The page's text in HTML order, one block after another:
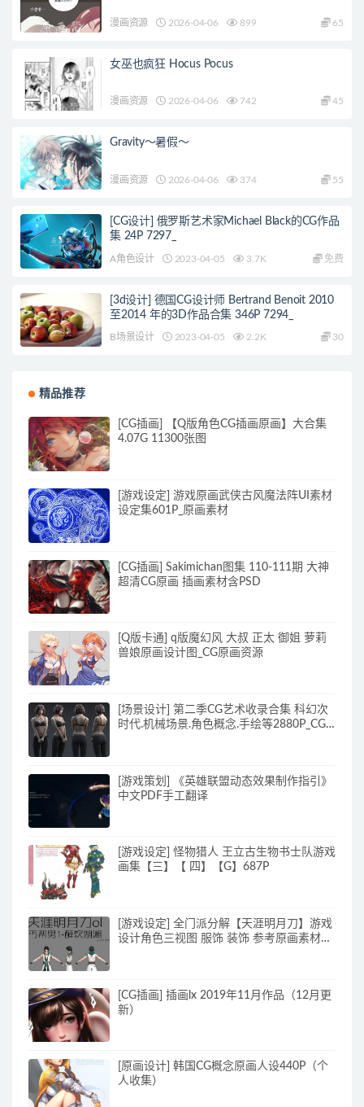
漫画资源 2026-04-06 899 65
女巫也疯狂 Hocus Pocus
漫画资源 2026-04-06 742 45
Gravity～暑假～
漫画资源 2026-04-06 374 55
[CG设计] 俄罗斯艺术家Michael Black的CG作品
集 24P 7297_
A角色设计 2023-04-05 3.7K 免费
[3d设计] 德国CG设计师 Bertrand Benoit 2010
至2014 年的3D作品合集 346P 7294_
B场景设计 2023-04-05 2.2K 30
精品推荐
[CG插画] 【Q版角色CG插画原画】大合集
4.07G 11300张图
[游戏设定] 游戏原画武侠古风魔法阵UI素材
设定集601P_原画素材
[CG插画] Sakimichan图集 110-111期 大神
超清CG原画 插画素材含PSD
[Q版卡通] q版魔幻风 大叔 正太 御姐 萝莉
兽娘原画设计图_CG原画资源
[场景设计] 第二季CG艺术收录合集 科幻次
时代.机械场景.角色概念.手绘等2880P_CG
[游戏策划] 《英雄联盟动态效果制作指引》
中文PDF手工翻译
[游戏设定] 怪物猎人 王立古生物书士队游戏
画集【三】【 四】【G】687P
[游戏设定] 全门派分解【天涯明月刀】游戏
设计角色三视图 服饰 装饰 参考原画素材
[CG插画] 插画lx 2019年11月作品（12月更
新）
[原画设计] 韩国CG概念原画人设440P（个
人收集）